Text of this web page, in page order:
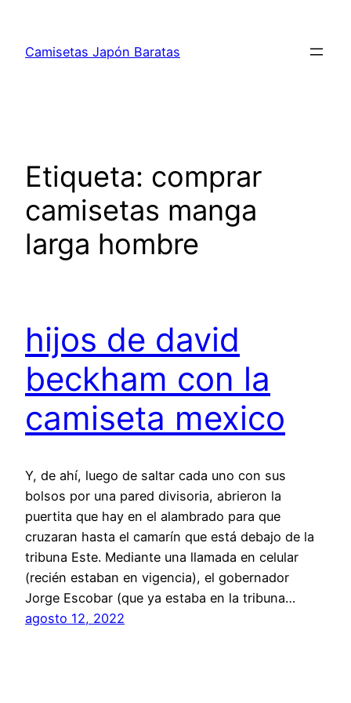
contenido
Camisetas Japón Baratas
Etiqueta: comprar
camisetas manga
larga hombre
hijos de david
beckham con la
camiseta mexico
Y, de ahí, luego de saltar cada uno con sus
bolsos por una pared divisoria, abrieron la
puertita que hay en el alambrado para que
cruzaran hasta el camarín que está debajo de la
tribuna Este. Mediante una llamada en celular
(recién estaban en vigencia), el gobernador
Jorge Escobar (que ya estaba en la tribuna…
agosto 12, 2022